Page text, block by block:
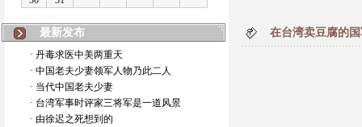
最新发布
· 丹毒求医中美两重天
· 中国老夫少妻领军人物乃此二人
· 当代中国老夫少妻
· 台湾军事时评家三将军是一道风景
· 由徐迟之死想到的
在台湾卖豆腐的